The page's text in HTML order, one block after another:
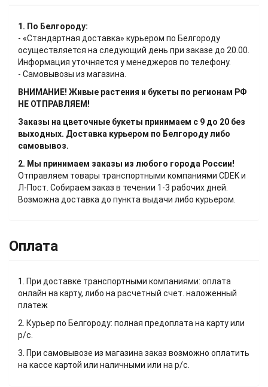
1. По Белгороду:
- «Стандартная доставка» курьером по Белгороду
осуществляется на следующий день при заказе до 20.00.
Информация уточняется у менеджеров по телефону.
- Самовывозы из магазина.
ВНИМАНИЕ! Живые растения и букеты по регионам РФ
НЕ ОТПРАВЛЯЕМ!
Заказы на цветочные букеты принимаем с 9 до 20 без
выходных. Доставка курьером по Белгороду либо
самовывоз.
2. Мы принимаем заказы из любого города России!
Отправляем товары транспортными компаниями CDEK и
Л-Пост. Собираем заказ в течении 1-3 рабочих дней.
Возможна доставка до пункта выдачи либо курьером.
Оплата
1. При доставке транспортными компаниями: оплата
онлайн на карту, либо на расчетный счет. наложенный
платеж
2. Курьер по Белгороду: полная предоплата на карту или
р/с.
3. При самовывозе из магазина заказ возможно оплатить
на кассе картой или наличными или на р/с.